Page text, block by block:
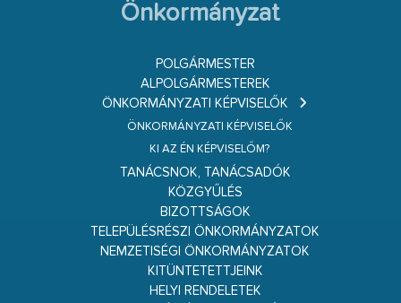
Önkormányzat
POLGÁRMESTER
ALPOLGÁRMESTEREK
ÖNKORMÁNYZATI KÉPVISELŐK
ÖNKORMÁNYZATI KÉPVISELŐK
KI AZ ÉN KÉPVISELŐM?
TANÁCSNOK, TANÁCSADÓK
KÖZGYŰLÉS
BIZOTTSÁGOK
TELEPÜLÉSRÉSZI ÖNKORMÁNYZATOK
NEMZETISÉGI ÖNKORMÁNYZATOK
KITÜNTETETTJEINK
HELYI RENDELETEK